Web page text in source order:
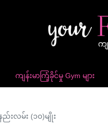
ကျန်းမာကြံ့ခိုင်မှု Gym များ
လမ်း (၁၀)မျိုး